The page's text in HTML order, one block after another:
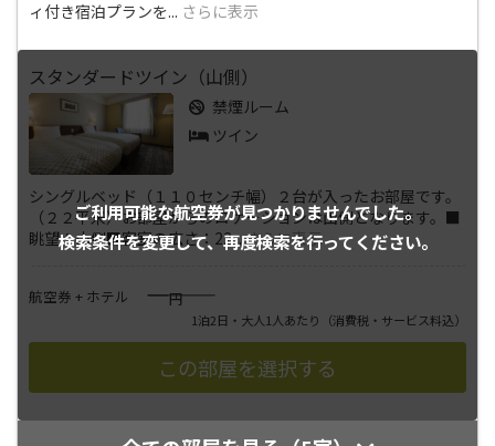
ィ付き宿泊プランを... さらに表示
ご利用可能な航空券が見つかりませんでした。
検索条件を変更して、再度検索を行ってください。
スタンダードツイン（山側）
禁煙ルーム
ツイン
シングルベッド（１１０センチ幅）２台が入ったお部屋です。
（２２平米）お部屋からのロケーションは山側となります。■
眺望：山側■客室の広さ：22... さらに表示
航空券 + ホテル ――――円
1泊2日・大人1人あたり （消費税・サービス料込）